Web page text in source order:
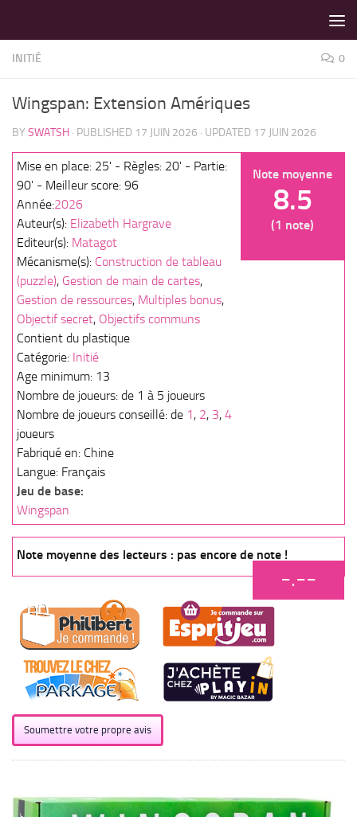
INITIÉ 0
Wingspan: Extension Amériques
BY SWATSH · PUBLISHED 17 JUIN 2026 · UPDATED 17 JUIN 2026
Note moyenne
8.5
(1 note)
Mise en place: 25' - Règles: 20' - Partie:
90' - Meilleur score: 96
Année:2026
Auteur(s): Elizabeth Hargrave
Editeur(s): Matagot
Mécanisme(s): Construction de tableau
(puzzle), Gestion de main de cartes,
Gestion de ressources, Multiples bonus,
Objectif secret, Objectifs communs
Contient du plastique
Catégorie: Initié
Age minimum: 13
Nombre de joueurs: de 1 à 5 joueurs
Nombre de joueurs conseillé: de 1 , 2, 3, 4
joueurs
Fabriqué en: Chine
Langue: Français
Jeu de base:
Wingspan
Note moyenne des lecteurs : pas encore de note !
-.--
Soumettre votre propre avis